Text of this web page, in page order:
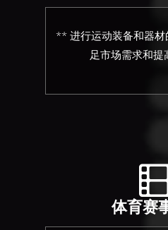
** 进行运动装备和器
足市场需求和提
体育赛